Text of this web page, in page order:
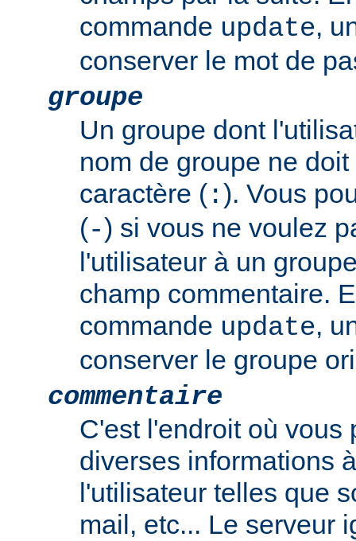
commande update,
conserver le mot de
groupe
Un groupe dont
nom de groupe ne
caractère ( :). Vous
(-) si vous ne voulez
l'utilisateur à un
champ commentaire.
commande update,
conserver le groupe
commentaire
C'est l'endroit où vous
diverses informations
l'utilisateur telles que
mail, etc... Le serveur